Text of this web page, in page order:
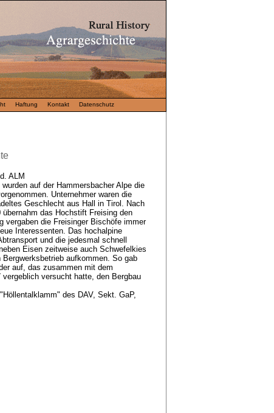
Haftung Kontakt Datenschutz
ALM
auf der Hammersbacher Alpe die
Unternehmer waren die
Geschlecht aus Hall in Tirol. Nach
das Hochstift Freising den
vergaben die Freisinger Bischöfe immer
Interessenten. Das hochalpine
und die jedesmal schnell
Eisen zeitweise auch Schwefelkies
aufkommen. So gab
auf, das zusammen mit dem
vergeblich versucht hatte, den Bergbau
des DAV, Sekt. GaP,